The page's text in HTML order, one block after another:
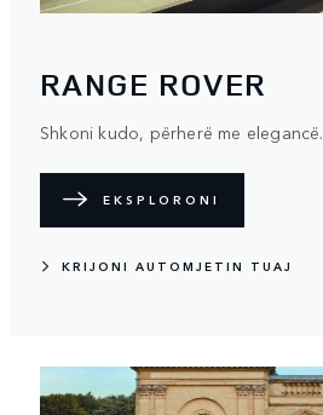
RANGE ROVER
Shkoni kudo, përherë me elegancë.
EKSPLORONI
KRIJONI AUTOMJETIN TUAJ